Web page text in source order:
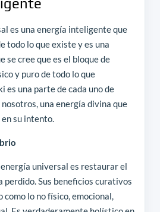
es una energía inteligente que
todo lo que existe y es una
se cree que es el bloque de
y puro de todo lo que
es una parte de cada uno de
una energía divina que
su intento.
universal es restaurar el
perdido. Sus beneficios curativos
lo no físico, emocional,